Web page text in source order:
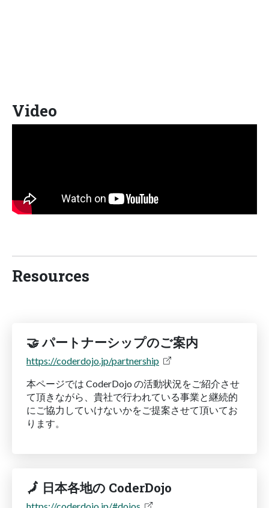
Video
Resources
🤝 パートナーシップのご案内
https://coderdojo.jp/partnership
本ページでは CoderDojo の活動状況をご紹介させ
て頂きながら、貴社で行われている事業と継続的
にご協力していけないかをご提案させて頂いてお
ります。
🗾 日本各地の CoderDojo